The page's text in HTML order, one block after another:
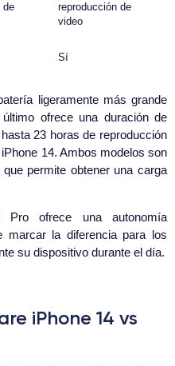
de
reproducción de
video
Sí
ligeramente más grande
ofrece una duración de
23 horas de reproducción
14. Ambos modelos son
permite obtener una carga
ofrece una autonomía
marcar la diferencia para los
su dispositivo durante el día.
iPhone 14 vs